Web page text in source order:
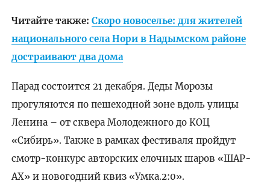
Читайте также: Скоро новоселье: для жителей
национального села Нори в Надымском районе
достраивают два дома
Парад состоится 21 декабря. Деды Морозы
прогуляются по пешеходной зоне вдоль улицы
Ленина – от сквера Молодежного до КОЦ
«Сибирь». Также в рамках фестиваля пройдут
смотр-конкурс авторских елочных шаров «ШАР-
АХ» и новогодний квиз «Умка.2:0».